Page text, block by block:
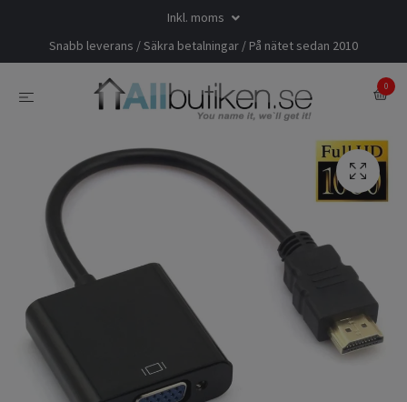
Inkl. moms
Snabb leverans / Säkra betalningar / På nätet sedan 2010
0